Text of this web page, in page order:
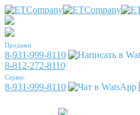
Продажи
8-931-999-8110
8-812-272-8110
Сервис
8-931-999-8110